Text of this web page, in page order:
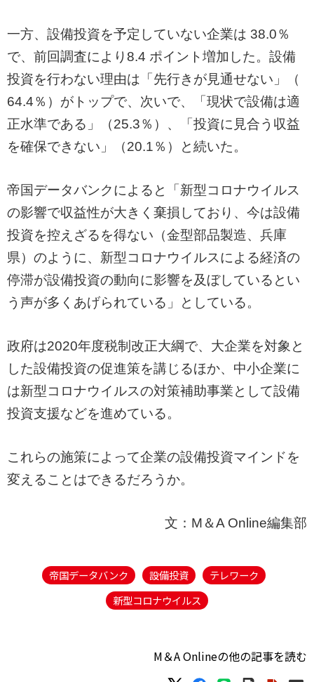
一方、設備投資を予定していない企業は 38.0％
で、前回調査により8.4 ポイント増加した。設備
投資を行わない理由は「先行きが見通せない」（
64.4％）がトップで、次いで、「現状で設備は適
正水準である」（25.3％）、「投資に見合う収益
を確保できない」（20.1％）と続いた。
帝国データバンクによると「新型コロナウイルス
の影響で収益性が大きく棄損しており、今は設備
投資を控えざるを得ない（金型部品製造、兵庫
県）のように、新型コロナウイルスによる経済の
停滞が設備投資の動向に影響を及ぼしているとい
う声が多くあげられている」としている。
政府は2020年度税制改正大綱で、大企業を対象と
した設備投資の促進策を講じるほか、中小企業に
は新型コロナウイルスの対策補助事業として設備
投資支援などを進めている。
これらの施策によって企業の設備投資マインドを
変えることはできるだろうか。
文：M＆A Online編集部
帝国データバンク 設備投資
テレワーク
新型コロナウイルス
M＆A Onlineの他の記事を読む